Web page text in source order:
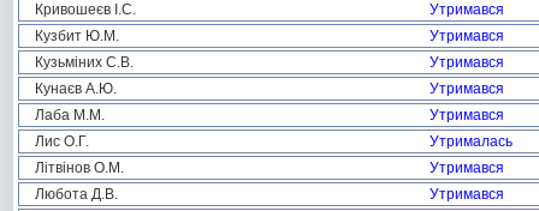
Кривошеєв І.С.
Утримався
Кузбит Ю.М.
Утримався
Кузьміних С.В.
Утримався
Кунаєв А.Ю.
Утримався
Лаба М.М.
Утримався
Лис О.Г.
Утрималась
Літвінов О.М.
Утримався
Любота Д.В.
Утримався